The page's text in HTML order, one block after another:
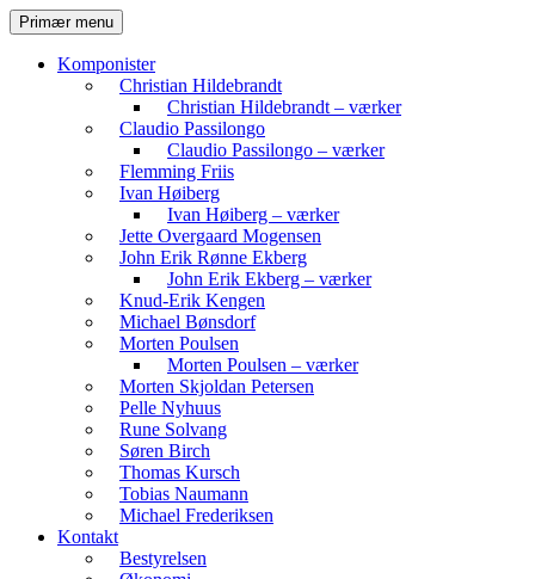
Hop
til
indhold
Komvest
SøgPrimær menu
Komponister
Christian Hildebrandt
Christian Hildebrandt – værker
Claudio Passilongo
Claudio Passilongo – værker
Flemming Friis
Ivan Høiberg
Ivan Høiberg – værker
Jette Overgaard Mogensen
John Erik Rønne Ekberg
John Erik Ekberg – værker
Knud-Erik Kengen
Michael Bønsdorf
Morten Poulsen
Morten Poulsen – værker
Morten Skjoldan Petersen
Pelle Nyhuus
Rune Solvang
Søren Birch
Thomas Kursch
Tobias Naumann
Michael Frederiksen
Kontakt
Bestyrelsen